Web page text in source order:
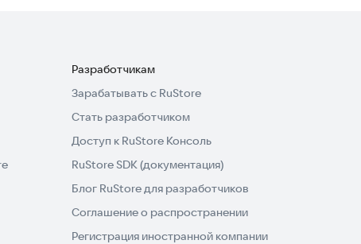
Разработчикам
Зарабатывать с RuStore
Стать разработчиком
Доступ к RuStore Консоль
RuStore SDK (документация)
Блог RuStore для разработчиков
Соглашение о распространении
Регистрация иностранной компании